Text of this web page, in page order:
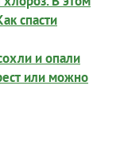
спасти
и опали
или можно